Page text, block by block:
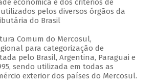
econômica e dos critérios de
pelos diversos órgãos da
do Brasil
Comum do Mercosul,
para categorização de
pelo Brasil, Argentina, Paraguai e
sendo utilizada em todas as
exterior dos países do Mercosul.